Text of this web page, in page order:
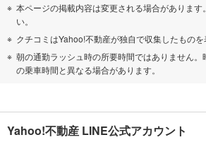
本ページの掲載内容は変更される場合があります
い。
クチコミはYahoo!不動産が独自で収集したものを
朝の通勤ラッシュ時の所要時間ではありません
の乗車時間と異なる場合があります。
Yahoo!不動産 LINE公式アカウント